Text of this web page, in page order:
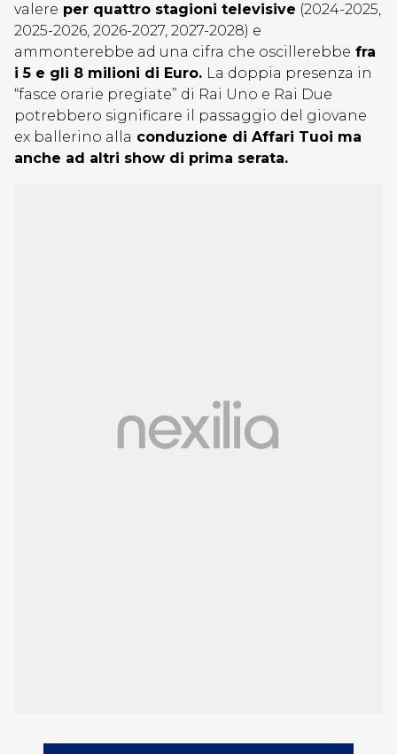
valere per quattro stagioni televisive (2024-2025,
2025-2026, 2026-2027, 2027-2028) e
ammonterebbe ad una cifra che oscillerebbe fra
i 5 e gli 8 milioni di Euro. La doppia presenza in
“fasce orarie pregiate” di Rai Uno e Rai Due
potrebbero significare il passaggio del giovane
ex ballerino alla conduzione di Affari Tuoi ma
anche ad altri show di prima serata.